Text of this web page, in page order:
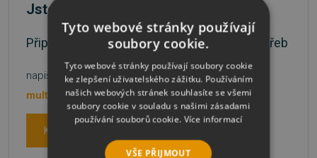
Jste škola nebo státní instituce?
Připravíme nabídku přesně podle vašich potřeb
napište na
multilicence@sw.cz
nebo volejte
481 001 003
Kontaktujte nás
Tyto webové stránky používají
soubory cookie.
Tyto webové stránky používají soubory cookie
ke zlepšení uživatelského zážitku. Používáním
našich webových stránek souhlasíte se všemi
soubory cookie v souladu s našimi zásadami
používání souborů cookie. Více informací
VŠE PŘIJMOUT